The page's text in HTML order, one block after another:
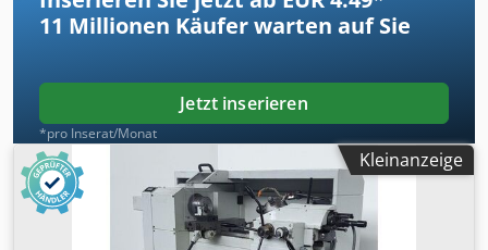
11 Millionen Käufer warten auf Sie
Jetzt inserieren
*pro Inserat/Monat
Kleinanzeige